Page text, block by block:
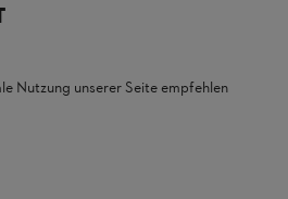
Nutzung unserer Seite empfehlen